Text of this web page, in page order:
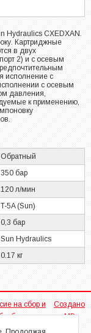
Hydraulics CXEDXAN.
Картриджные
в двух
2) и с осевым
исполнение с
с осевым
давления,
к применению,
Обратный
350 бар
120 л/мин
T-5A (Sun)
0,3 бар
Sun Hydraulics
0.17 кг
на сбор и
Создано
МР